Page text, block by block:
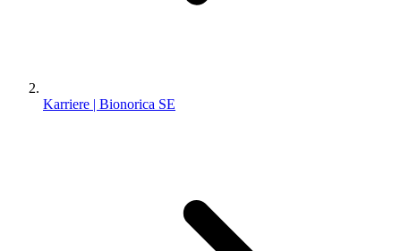
Karriere | Bionorica SE